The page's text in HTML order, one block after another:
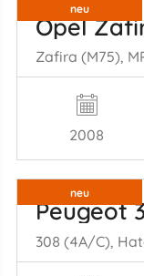
neu
Opel
Zafira (M75),
2008
neu
Peugeot
308 (4A/C),